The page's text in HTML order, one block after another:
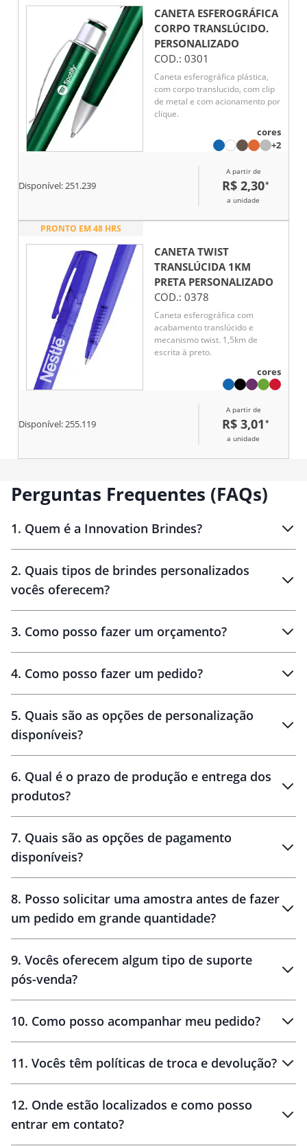
CANETA ESFEROGRÁFICA
CORPO TRANSLÚCIDO.
PERSONALIZADO
COD.: 0301
Caneta esferográfica plástica,
com corpo translucido, com clip
de metal e com acionamento por
clique.
cores
+2
Disponível:251.239
A partir de
R$ 2,30*
a unidade
PRONTO EM 48 HRS
CANETA TWIST
TRANSLÚCIDA 1KM
PRETAPERSONALIZADO
COD.: 0378
Caneta esferográfica com
acabamento translúcido e
mecanismo twist. 1,5km de
escrita à preto.
cores
Disponível:255.119
A partir de
R$ 3,01 *
a unidade
Perguntas Frequentes (FAQs)
1. Quem é a Innovation Brindes?
Brindes personalizados
2. Quais tipos de brindes personalizados
vocês oferecem?
personalizados
3. Como posso fazer um orçamento?
brinde
personalização
4. Como posso fazer um pedido?
amostra virtual
5. Quais são as opções de personalização
disponíveis?
6. Qual é o prazo de produção e entrega dos
produtos?
10 dias
brinde
48 horas
7. Quais são as opções de pagamento
disponíveis?
8. Posso solicitar uma amostra antes de fazer
um pedido em grande quantidade?
amostras
9. Vocês oferecem algum tipo de suporte
pós-venda?
10. Como posso acompanhar meu pedido?
11. Vocês têm políticas de troca e devolução?
30 dias
12. Onde estão localizados e como posso
entrar em contato?